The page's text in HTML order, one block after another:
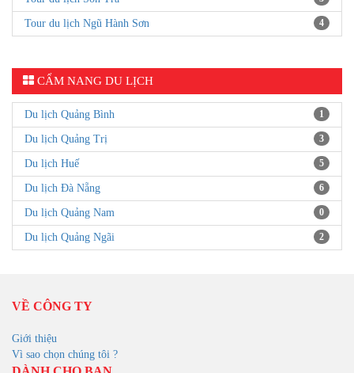
Tour du lịch Ngũ Hành Sơn 4
CẨM NANG DU LỊCH
Du lịch Quảng Bình 1
Du lịch Quảng Trị 3
Du lịch Huế 5
Du lịch Đà Nẵng 6
Du lịch Quảng Nam 0
Du lịch Quảng Ngãi 2
VỀ CÔNG TY
Giới thiệu
Vì sao chọn chúng tôi ?